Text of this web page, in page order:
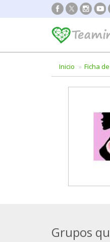
Inicio Ficha
Grupos